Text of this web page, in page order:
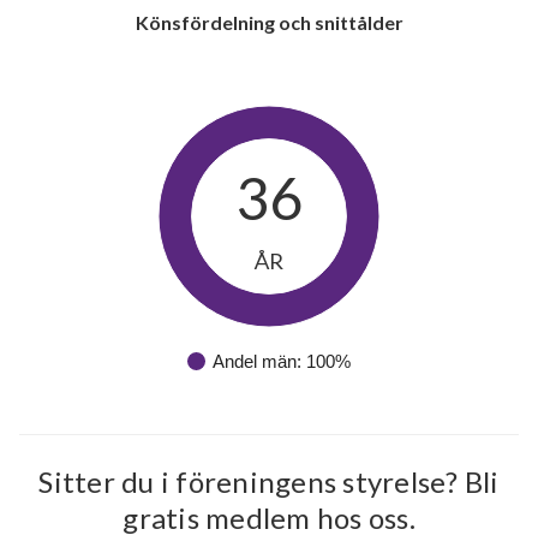
Könsfördelning och snittålder
Andel män: 100%
36
ÅR
Sitter du i föreningens styrelse? Bli
gratis medlem hos oss.